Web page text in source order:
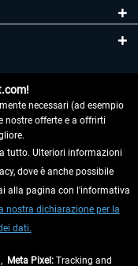
necessari (ad esempio
nostre offerte e a offrirti
tutto. Ulteriori informazioni
dove è anche possibile
alla pagina con l'informativa
nostra dichiarazione per la
dati.
Meta Pixel: Tracking and